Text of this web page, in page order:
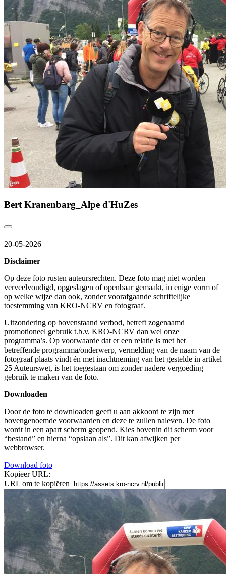
Bert Kranenbarg_Alpe d'HuZes
20-05-2026
Disclaimer
Op deze foto rusten auteursrechten. Deze foto mag niet worden
verveelvoudigd, opgeslagen of openbaar gemaakt, in enige vorm of
op welke wijze dan ook, zonder voorafgaande schriftelijke
toestemming van KRO-NCRV en fotograaf.
Uitzondering op bovenstaand verbod, betreft zogenaamd
promotioneel gebruik t.b.v. KRO-NCRV dan wel onze
programma’s. Op voorwaarde dat er een relatie is met het
betreffende programma/onderwerp, vermelding van de naam van de
fotograaf plaats vindt én met inachtneming van het gestelde in artikel
25 Auteurswet, is het toegestaan om zonder nadere vergoeding
gebruik te maken van de foto.
Downloaden
Door de foto te downloaden geeft u aan akkoord te zijn met
bovengenoemde voorwaarden en deze te zullen naleven. De foto
wordt in een apart scherm geopend. Kies bovenin dit scherm voor
“bestand” en hierna “opslaan als”. Dit kan afwijken per
webbrowser.
Download foto
Kopieer URL:
URL om te kopiëren